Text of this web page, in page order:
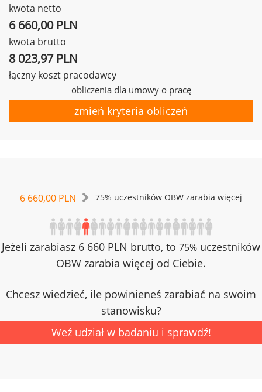
kwota netto
6 660,00 PLN
kwota brutto
8 023,97 PLN
łączny koszt pracodawcy
obliczenia dla umowy o pracę
zmień kryteria obliczeń
6 660,00 PLN 75% uczestników OBW zarabia więcej
Jeżeli zarabiasz 6 660 PLN brutto, to 75% uczestników
OBW zarabia więcej od Ciebie.
Chcesz wiedzieć, ile powinieneś zarabiać na swoim
stanowisku?
Weź udział w badaniu i sprawdź!